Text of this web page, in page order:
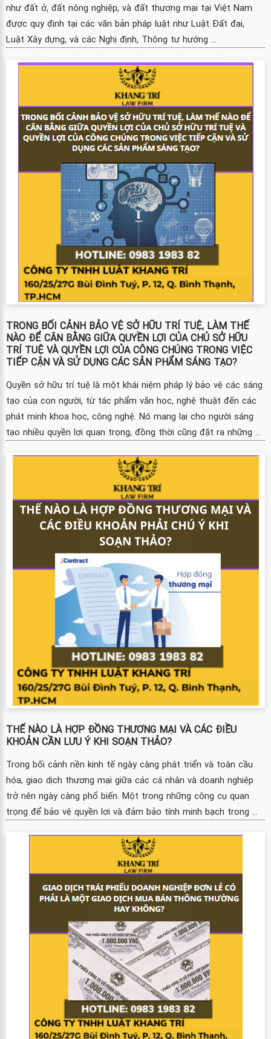
như đất ở, đất nông nghiệp, và đất thương mại tại Việt Nam
được quy định tại các văn bản pháp luật như Luật Đất đai,
Luật Xây dựng, và các Nghị định, Thông tư hướng ...
TRONG BỐI CẢNH BẢO VỆ SỞ HỮU TRÍ TUỆ, LÀM THẾ
NÀO ĐỂ CÂN BẰNG GIỮA QUYỀN LỢI CỦA CHỦ SỞ HỮU
TRÍ TUỆ VÀ QUYỀN LỢI CỦA CÔNG CHÚNG TRONG VIỆC
TIẾP CẬN VÀ SỬ DỤNG CÁC SẢN PHẨM SÁNG TẠO?
Quyền sở hữu trí tuệ là một khái niệm pháp lý bảo vệ các sáng
tạo của con người, từ tác phẩm văn học, nghệ thuật đến các
phát minh khoa học, công nghệ. Nó mang lại cho người sáng
tạo nhiều quyền lợi quan trọng, đồng thời cũng đặt ra những ...
THẾ NÀO LÀ HỢP ĐỒNG THƯƠNG MẠI VÀ CÁC ĐIỀU
KHOẢN CẦN LƯU Ý KHI SOẠN THẢO?
Trong bối cảnh nền kinh tế ngày càng phát triển và toàn cầu
hóa, giao dịch thương mại giữa các cá nhân và doanh nghiệp
trở nên ngày càng phổ biến. Một trong những công cụ quan
trọng để bảo vệ quyền lợi và đảm bảo tính minh bạch trong ...